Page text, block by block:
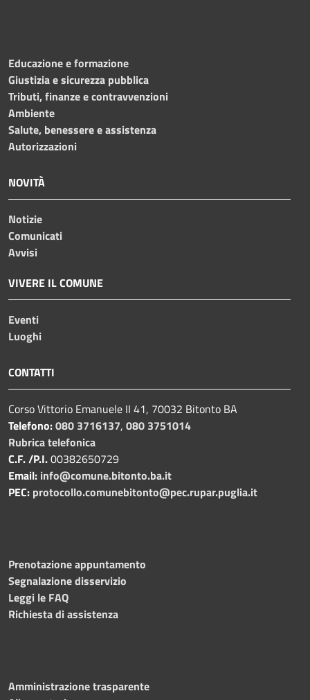
Educazione e formazione
Giustizia e sicurezza pubblica
Tributi, finanze e contravvenzioni
Ambiente
Salute, benessere e assistenza
Autorizzazioni
NOVITÀ
Notizie
Comunicati
Avvisi
VIVERE IL COMUNE
Eventi
Luoghi
CONTATTI
Corso Vittorio Emanuele II 41, 70032 Bitonto BA
Telefono:080 3716137, 080 3751014
Rubrica telefonica
C.F. /P.I.00382650729
Email: info@comune.bitonto.ba.it
PEC: protocollo.comunebitonto@pec.rupar.puglia.it
Prenotazione appuntamento
Segnalazione disservizio
Leggi le FAQ
Richiesta di assistenza
Amministrazione trasparente